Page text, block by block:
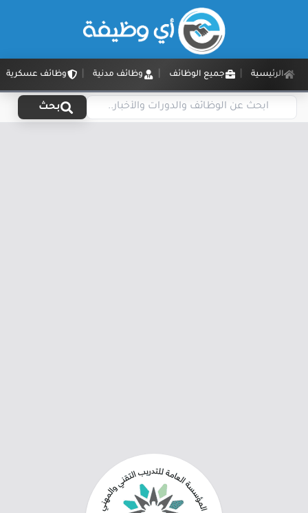
الرئيسية جميع الوظائف وظائف مدنية وظائف عسكرية
بحث